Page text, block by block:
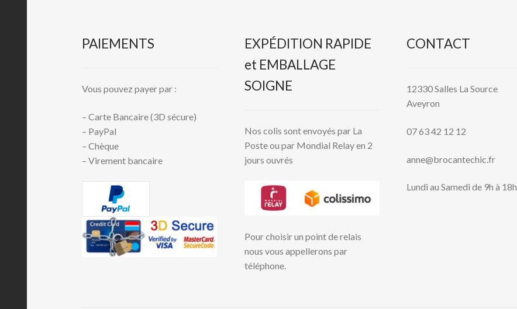
PAIEMENTS
Vous pouvez payer par :
– Carte Bancaire (3D sécure)
– PayPal
– Chèque
– Virement bancaire
EXPÉDITION RAPIDE
et EMBALLAGE
SOIGNE
Nos colis sont envoyés par La
Poste ou par Mondial Relay en 2
jours ouvrés
Pour choisir un point de relais
nous vous appellerons par
téléphone.
CONTACT
12330 Salles La Source
Aveyron
07 63 42 12 12
anne@brocantechic.fr
Lundi au Samedi de 9h à 18h